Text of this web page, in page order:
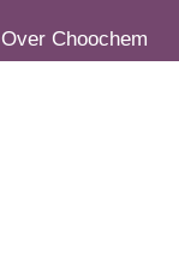
Over Choochem